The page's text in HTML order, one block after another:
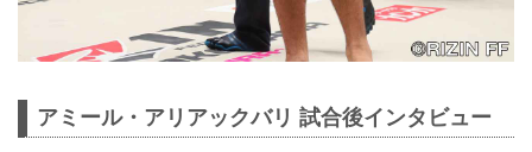
アミール・アリアックバリ 試合後インタビュー